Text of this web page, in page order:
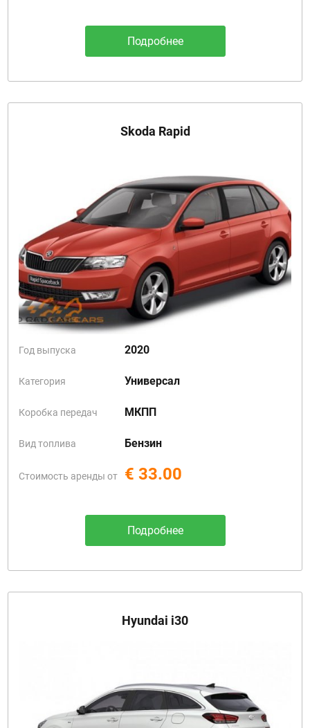
Подробнее
Skoda Rapid
Год выпуска 2020
Категория Универсал
Коробка передач МКПП
Вид топлива Бензин
Стоимость аренды от € 33.00
Подробнее
Hyundai i30